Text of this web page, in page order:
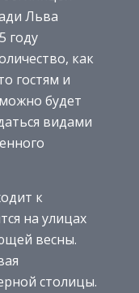
Льва
году
как
гостям и
будет
видами
к
на улицах
весны.
столицы.